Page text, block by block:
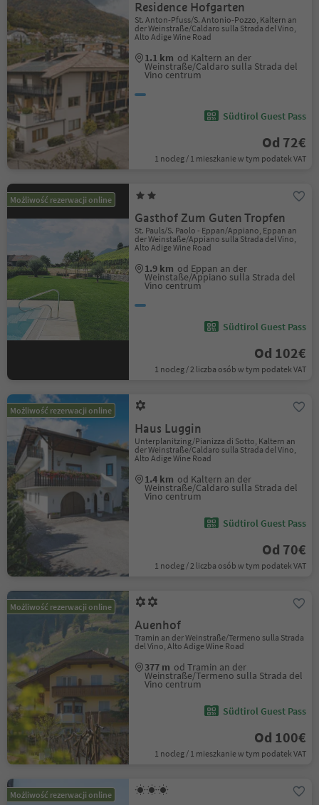
Residence Hofgarten
St. Anton-Pfuss/S. Antonio-Pozzo, Kaltern an
der Weinstraße/Caldaro sulla Strada del Vino,
Alto Adige Wine Road
1.1 km od Kaltern an der
Weinstraße/Caldaro sulla Strada del
Vino centrum
Südtirol Guest Pass
Od 72€
1 nocleg / 1 mieszkanie w tym podatek VAT
Możliwość rezerwacji online
Gasthof Zum Guten Tropfen
St. Pauls/S. Paolo - Eppan/Appiano, Eppan an
der Weinstaße/Appiano sulla Strada del Vino,
Alto Adige Wine Road
1.9 km od Eppan an der
Weinstaße/Appiano sulla Strada del
Vino centrum
Südtirol Guest Pass
Od 102€
1 nocleg / 2 liczba osób w tym podatek VAT
Możliwość rezerwacji online
Haus Luggin
Unterplanitzing/Pianizza di Sotto, Kaltern an
der Weinstraße/Caldaro sulla Strada del Vino,
Alto Adige Wine Road
1.4 km od Kaltern an der
Weinstraße/Caldaro sulla Strada del
Vino centrum
Südtirol Guest Pass
Od 70€
1 nocleg / 2 liczba osób w tym podatek VAT
Możliwość rezerwacji online
Auenhof
Tramin an der Weinstraße/Termeno sulla Strada
del Vino, Alto Adige Wine Road
377 m od Tramin an der
Weinstraße/Termeno sulla Strada del
Vino centrum
Südtirol Guest Pass
Od 100€
1 nocleg / 1 mieszkanie w tym podatek VAT
Możliwość rezerwacji online